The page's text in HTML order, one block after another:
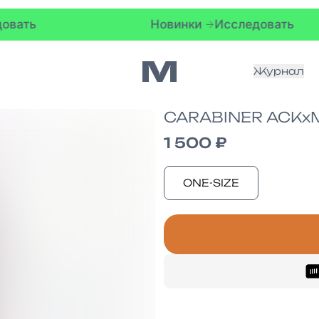
Новинки Исследовать
Журнал
CARABINER
1 500 ₽
ONE-SIZE